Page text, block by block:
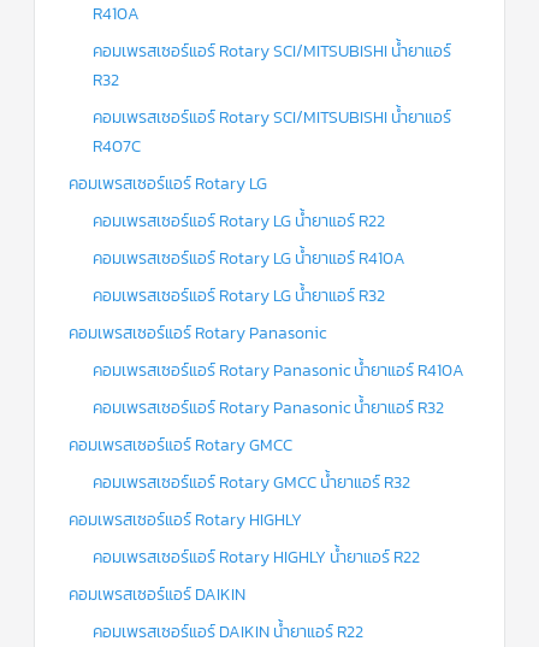
R410A
คอมเพรสเซอร์แอร์ Rotary SCI/MITSUBISHI น้ำยาแอร์
R32
คอมเพรสเซอร์แอร์ Rotary SCI/MITSUBISHI น้ำยาแอร์
R407C
คอมเพรสเซอร์แอร์ Rotary LG
คอมเพรสเซอร์แอร์ Rotary LG น้ำยาแอร์ R22
คอมเพรสเซอร์แอร์ Rotary LG น้ำยาแอร์ R410A
คอมเพรสเซอร์แอร์ Rotary LG น้ำยาแอร์ R32
คอมเพรสเซอร์แอร์ Rotary Panasonic
คอมเพรสเซอร์แอร์ Rotary Panasonic น้ำยาแอร์ R410A
คอมเพรสเซอร์แอร์ Rotary Panasonic น้ำยาแอร์ R32
คอมเพรสเซอร์แอร์ Rotary GMCC
คอมเพรสเซอร์แอร์ Rotary GMCC น้ำยาแอร์ R32
คอมเพรสเซอร์แอร์ Rotary HIGHLY
คอมเพรสเซอร์แอร์ Rotary HIGHLY น้ำยาแอร์ R22
คอมเพรสเซอร์แอร์ DAIKIN
คอมเพรสเซอร์แอร์ DAIKIN น้ำยาแอร์ R22